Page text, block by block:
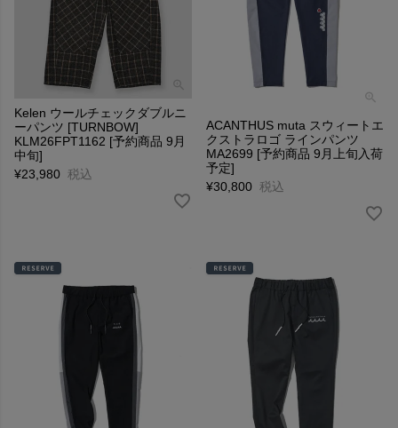
Kelen ウールチェックダブルニ
ーパンツ [TURNBOW]
KLM26FPT1162 [予約商品 9月
中旬]
¥23,980 税込
ACANTHUS muta スウィートエ
クストラロゴ ラインパンツ
MA2699 [予約商品 9月上旬入荷
予定]
¥30,800 税込